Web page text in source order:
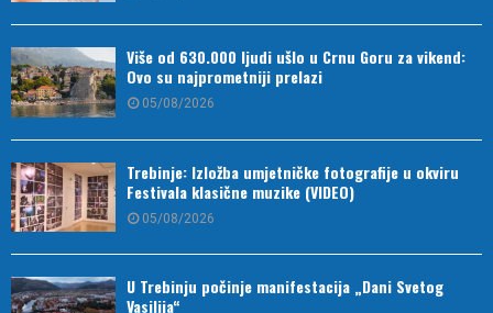
Više od 630.000 ljudi ušlo u Crnu Goru za vikend:
Ovo su najprometniji prelazi
05/08/2026
Trebinje: Izložba umjetničke fotografije u okviru
Festivala klasične muzike (VIDEO)
05/08/2026
U Trebinju počinje manifestacija „Dani Svetog
Vasilija“